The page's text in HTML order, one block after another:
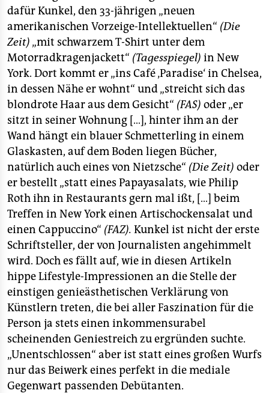
dafür Kunkel, den 33-jährigen „neuen
amerikanischen Vorzeige-Intellektuellen“ (Die
Zeit) „mit schwarzem T-Shirt unter dem
Motorradkragenjackett“ (Tagesspiegel) in New
York. Dort kommt er „ins Café ‚Paradise‘ in Chelsea,
in dessen Nähe er wohnt“ und „streicht sich das
blondrote Haar aus dem Gesicht“ (FAS) oder „er
sitzt in seiner Wohnung […], hinter ihm an der
Wand hängt ein blauer Schmetterling in einem
Glaskasten, auf dem Boden liegen Bücher,
natürlich auch eines von Nietzsche“ (Die Zeit) oder
er bestellt „statt eines Papayasalats, wie Philip
Roth ihn in Restaurants gern mal ißt, […] beim
Treffen in New York einen Artischockensalat und
einen Cappuccino“ (FAZ). Kunkel ist nicht der erste
Schriftsteller, der von Journalisten angehimmelt
wird. Doch es fällt auf, wie in diesen Artikeln
hippe Lifestyle-Impressionen an die Stelle der
einstigen genieästhetischen Verklärung von
Künstlern treten, die bei aller Faszination für die
Person ja stets einen inkommensurabel
scheinenden Geniestreich zu ergründen suchte.
„Unentschlossen“ aber ist statt eines großen Wurfs
nur das Beiwerk eines perfekt in die mediale
Gegenwart passenden Debütanten.